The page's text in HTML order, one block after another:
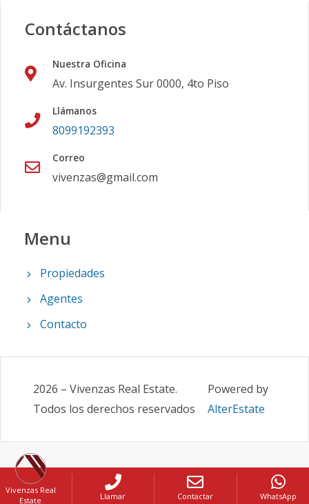
Vivenzas Real
Estate
Llamar Contactar WhatsApp
Contáctanos
Nuestra Oficina
Av. Insurgentes Sur 0000, 4to Piso
Llámanos
8099192393
Correo
vivenzas@gmail.com
Menu
Propiedades
Agentes
Contacto
2026 – Vivenzas Real Estate.
Todos los derechos reservados
Powered by
AlterEstate